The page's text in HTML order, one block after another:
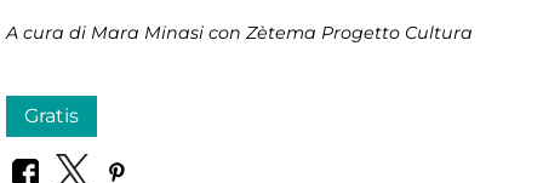
A cura di Mara Minasi con Zètema Progetto Cultura
Gratis